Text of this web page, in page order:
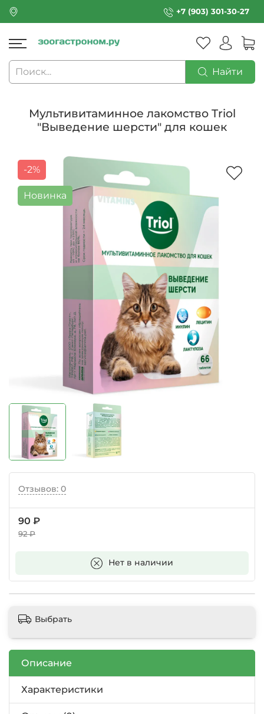
+7 (903) 301-30-27
Найти
Мультивитаминное лакомство Triol
"Выведение шерсти" для кошек
-2%
Новинка
Отзывов: 0
90 ₽
92 ₽
Нет в наличии
В корзину
Выбрать
Описание
Характеристики